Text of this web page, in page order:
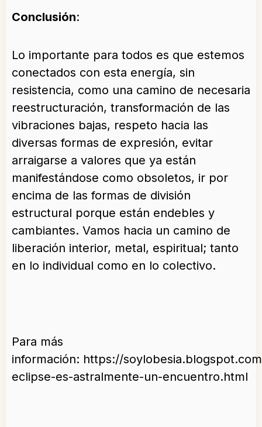
Conclusión:
Lo importante para todos es que estemos
conectados con esta energía, sin
resistencia, como una camino de necesaria
reestructuración, transformación de las
vibraciones bajas, respeto hacia las
diversas formas de expresión, evitar
arraigarse a valores que ya están
manifestándose como obsoletos, ir por
encima de las formas de división
estructural porque están endebles y
cambiantes. Vamos hacia un camino de
liberación interior, metal, espiritual; tanto
en lo individual como en lo colectivo.
Para más
información: https://
eclipse-es-astralmente-un-encuentro.html